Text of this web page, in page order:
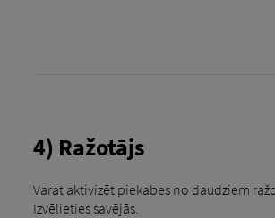
4) Ražotājs
Varat aktivizēt piekabes no daudziem
Izvēlieties savējās.